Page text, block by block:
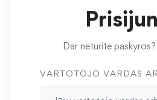
Dar neturite paskyros?
VARTOTOJO VARDAS